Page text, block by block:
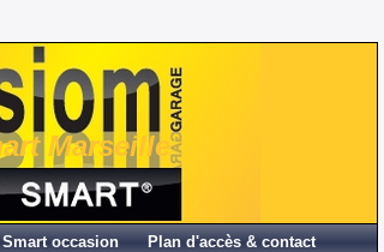
Marseille
Smart occasion Plan d'accès & contact